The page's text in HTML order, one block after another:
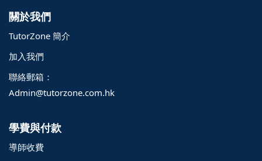
關於我們
TutorZone 簡介
加入我們
聯絡郵箱：
Admin@tutorzone.com.hk
學費與付款
導師收費